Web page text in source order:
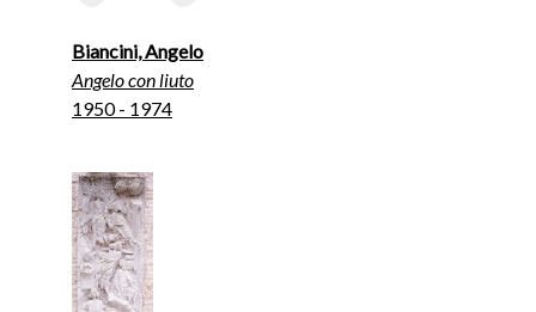
Biancini, Angelo
Angelo con liuto
1950 - 1974